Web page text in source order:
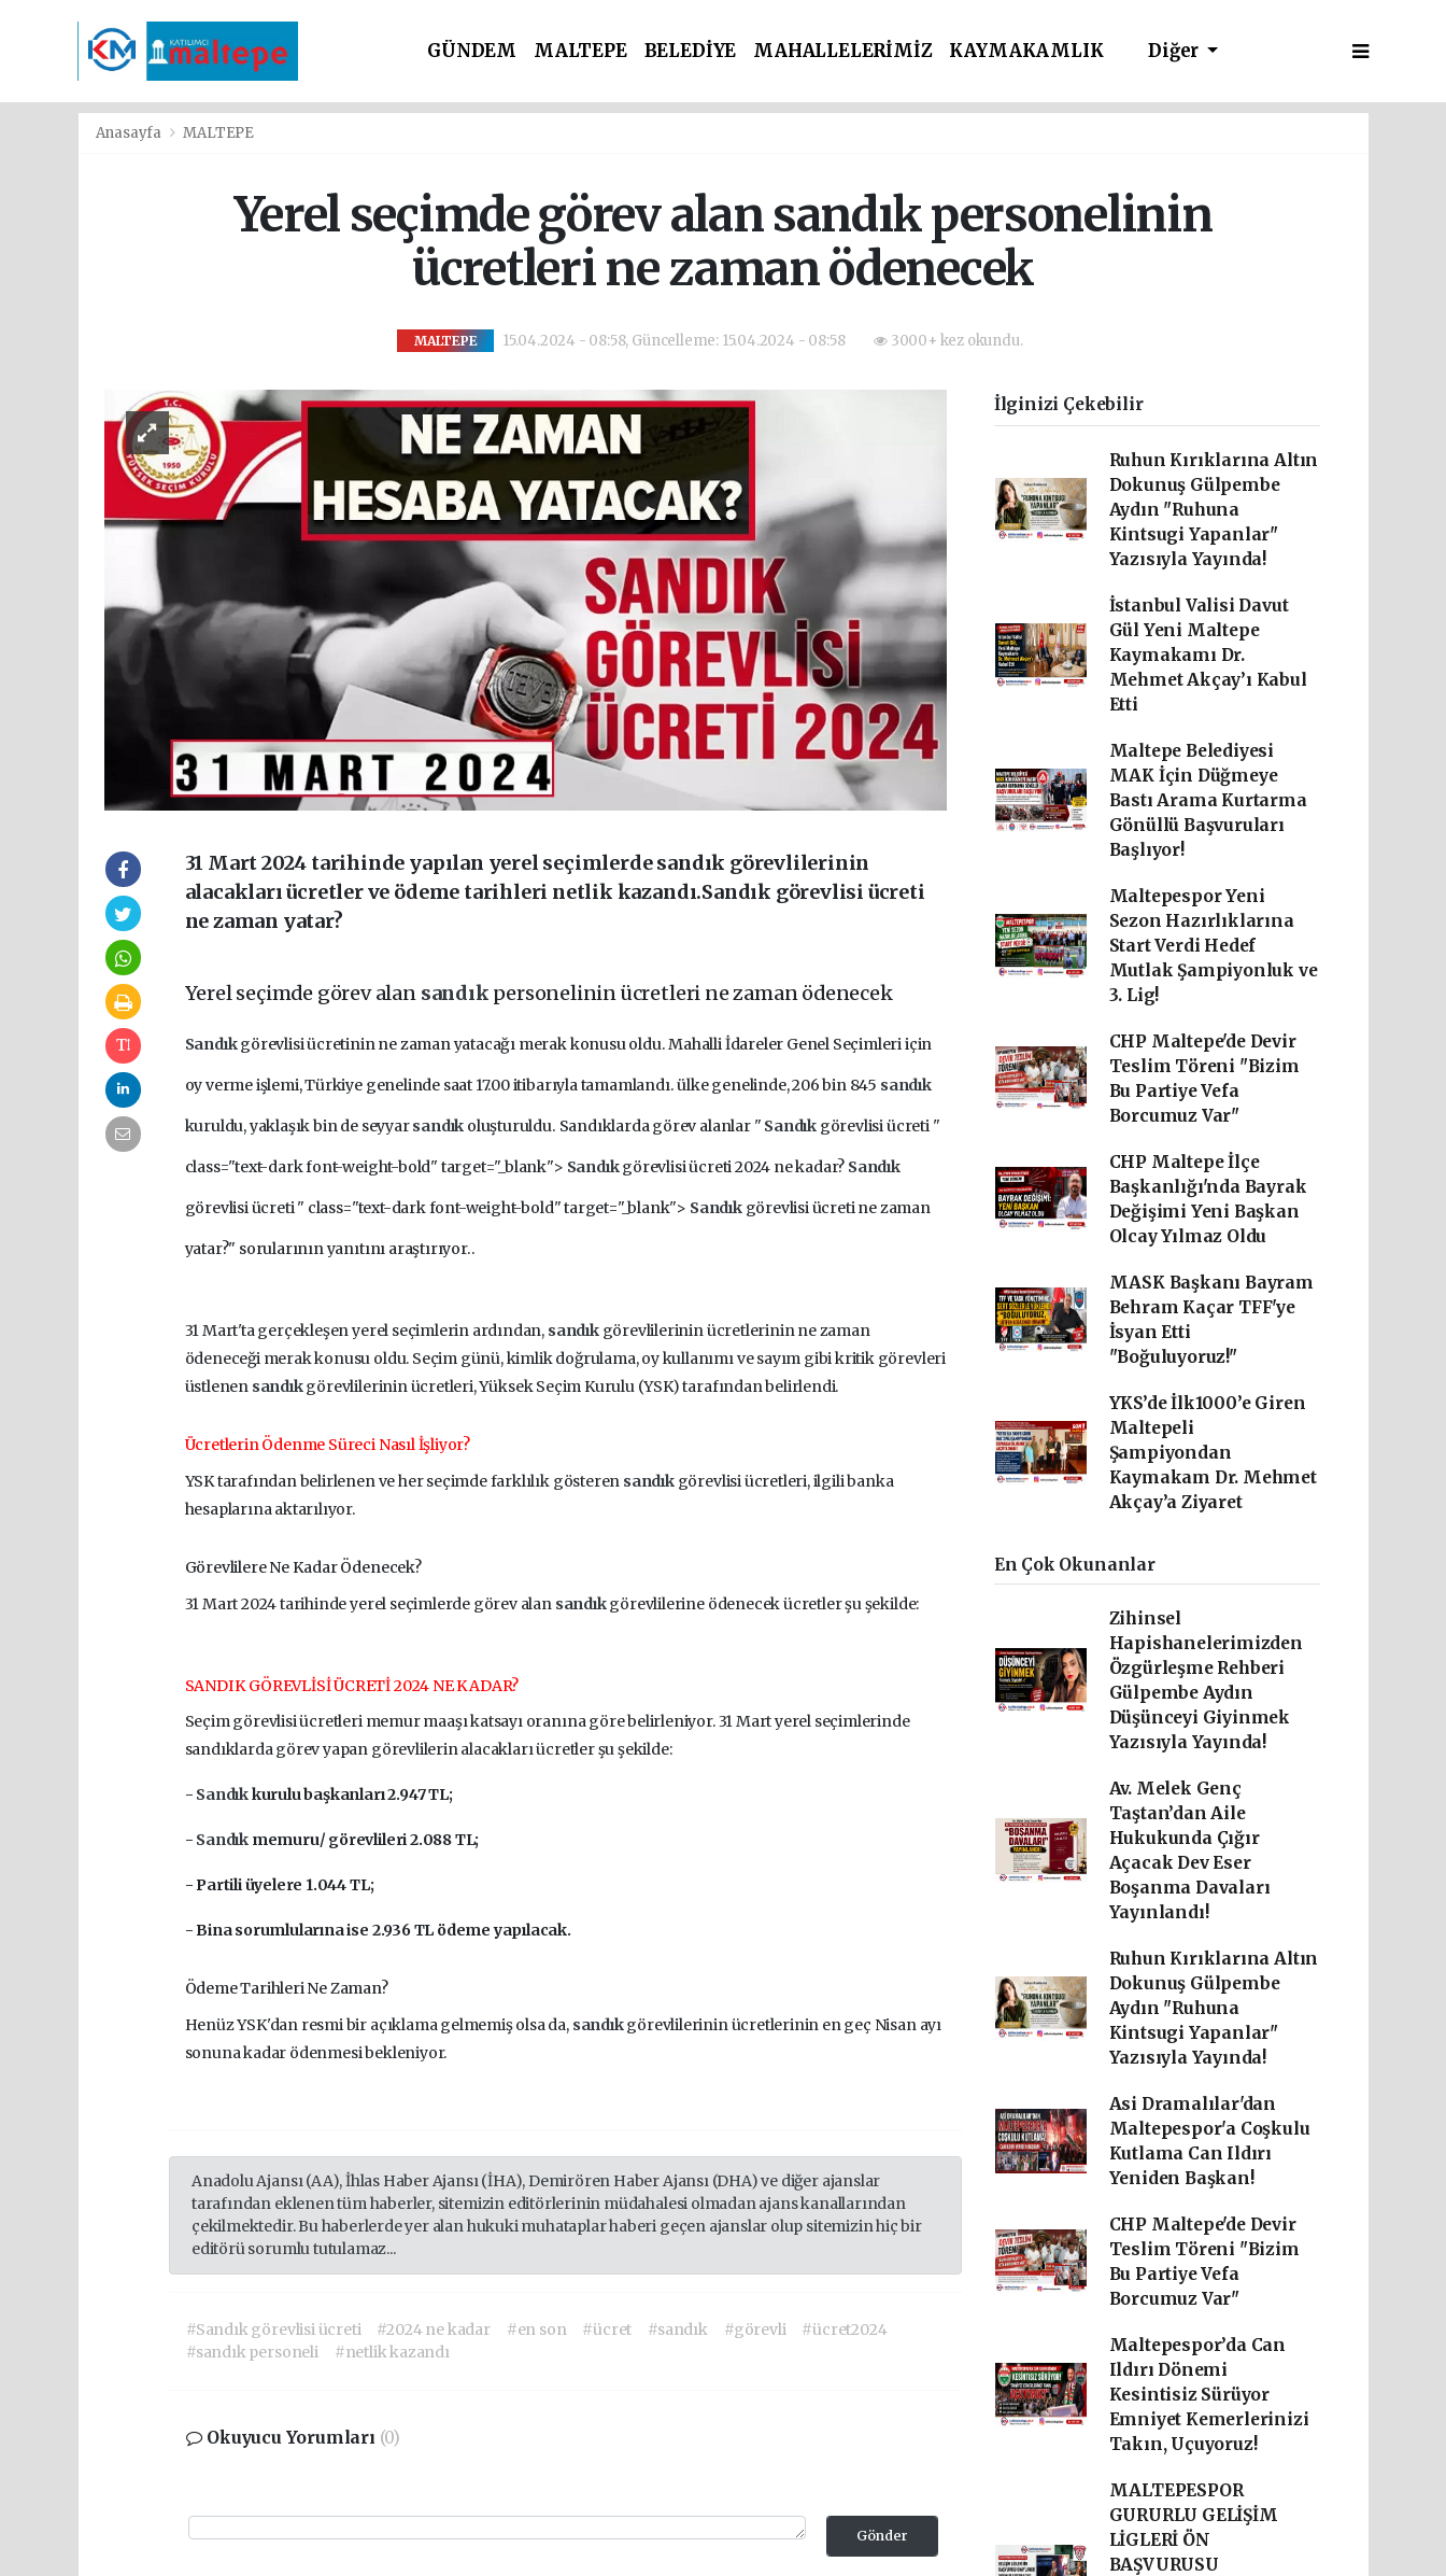
GÜNDEM MALTEPE BELEDİYE MAHALLELERİMİZ
KAYMAKAMLIK
Diğer
Anasayfa MALTEPE
Yerel seçimde görev alan sandık personelinin
ücretleri ne zaman ödenecek
MALTEPE 15.04.2024 - 08:58, Güncelleme: 15.04.2024 - 08:58 3000+ kez okundu.
31 Mart 2024 tarihinde yapılan yerel seçimlerde sandık görevlilerinin
alacakları ücretler ve ödeme tarihleri netlik kazandı.Sandık görevlisi ücreti
ne zaman yatar?
Yerel seçimde görev alan sandık personelinin ücretleri ne zaman ödenecek
Sandıkgörevlisi ücretinin ne zaman yatacağı merak konusu oldu. Mahalli İdareler Genel Seçimleri için
oy verme işlemi, Türkiye genelinde saat 17.00 itibarıyla tamamlandı. ülke genelinde, 206 bin 845 sandık
kuruldu, yaklaşık bin de seyyarsandık oluşturuldu. Sandıklarda görev alanlar " Sandık görevlisi ücreti "
class="text-dark font-weight-bold" target="_blank"> Sandıkgörevlisi ücreti 2024 ne kadar? Sandık
görevlisi ücreti " class="text-dark font-weight-bold" target="_blank"> Sandık görevlisi ücreti ne zaman
yatar?" sorularının yanıtını araştırıyor..
31 Mart'ta gerçekleşen yerel seçimlerin ardından, sandık görevlilerinin ücretlerinin ne zaman
ödeneceği merak konusu oldu. Seçim günü, kimlik doğrulama, oy kullanımı ve sayım gibi kritik görevleri
üstlenen sandıkgörevlilerinin ücretleri, Yüksek Seçim Kurulu (YSK) tarafından belirlendi.
Ücretlerin Ödenme Süreci Nasıl İşliyor?
YSK tarafından belirlenen ve her seçimde farklılık gösteren sandık görevlisi ücretleri, ilgili banka
hesaplarına aktarılıyor.
Görevlilere Ne Kadar Ödenecek?
31 Mart 2024 tarihinde yerel seçimlerde görev alan sandıkgörevlilerine ödenecek ücretler şu şekilde:
SANDIK GÖREVLİSİ ÜCRETİ 2024 NE KADAR?
Seçim görevlisi ücretleri memur maaşı katsayı oranına göre belirleniyor. 31 Mart yerel seçimlerinde
sandıklarda görev yapan görevlilerin alacakları ücretler şu şekilde:
- Sandıkkurulu başkanları 2.947 TL;
- Sandık memuru/ görevlileri 2.088 TL;
- Partili üyelere 1.044 TL;
- Bina sorumlularına ise 2.936 TL ödeme yapılacak.
Ödeme Tarihleri Ne Zaman?
Henüz YSK'dan resmi bir açıklama gelmemiş olsa da, sandıkgörevlilerinin ücretlerinin en geç Nisan ayı
sonuna kadar ödenmesi bekleniyor.
Anadolu Ajansı (AA), İhlas Haber Ajansı (İHA), Demirören Haber Ajansı (DHA) ve diğer ajanslar
tarafından eklenen tüm haberler, sitemizin editörlerinin müdahalesi olmadan ajans kanallarından
çekilmektedir. Bu haberlerde yer alan hukuki muhataplar haberi geçen ajanslar olup sitemizin hiç bir
editörü sorumlu tutulamaz...
#Sandık görevlisi ücreti #2024 ne kadar #en son #ücret #sandık #görevli
#ücret2024
#sandık personeli
#netlik kazandı
Okuyucu Yorumları (0)
Gönder
İlginizi Çekebilir
Ruhun Kırıklarına Altın
Dokunuş Gülpembe
Aydın "Ruhuna
Kintsugi Yapanlar"
Yazısıyla Yayında!
İstanbul Valisi Davut
Gül Yeni Maltepe
Kaymakamı Dr.
Mehmet Akçay’ı Kabul
Etti
Maltepe Belediyesi
MAK İçin Düğmeye
Bastı Arama Kurtarma
Gönüllü Başvuruları
Başlıyor!
Maltepespor Yeni
Sezon Hazırlıklarına
Start Verdi Hedef
Mutlak Şampiyonluk ve
3. Lig!
CHP Maltepe'de Devir
Teslim Töreni "Bizim
Bu Partiye Vefa
Borcumuz Var"
CHP Maltepe İlçe
Başkanlığı'nda Bayrak
Değişimi Yeni Başkan
Olcay Yılmaz Oldu
MASK Başkanı Bayram
Behram Kaçar TFF'ye
İsyan Etti
"Boğuluyoruz!"
YKS’de İlk1000’e Giren
Maltepeli
Şampiyondan
Kaymakam Dr. Mehmet
Akçay’a Ziyaret
En Çok Okunanlar
Zihinsel
Hapishanelerimizden
Özgürleşme Rehberi
Gülpembe Aydın
Düşünceyi Giyinmek
Yazısıyla Yayında!
Av. Melek Genç
Taştan’dan Aile
Hukukunda Çığır
Açacak Dev Eser
Boşanma Davaları
Yayınlandı!
Ruhun Kırıklarına Altın
Dokunuş Gülpembe
Aydın "Ruhuna
Kintsugi Yapanlar"
Yazısıyla Yayında!
Asi Dramalılar'dan
Maltepespor'a Coşkulu
Kutlama Can Ildırı
Yeniden Başkan!
CHP Maltepe'de Devir
Teslim Töreni "Bizim
Bu Partiye Vefa
Borcumuz Var"
Maltepespor’da Can
Ildırı Dönemi
Kesintisiz Sürüyor
Emniyet Kemerlerinizi
Takın, Uçuyoruz!
MALTEPESPOR
GURURLU GELİŞİM
LİGLERİ ÖN
BAŞVURUSU